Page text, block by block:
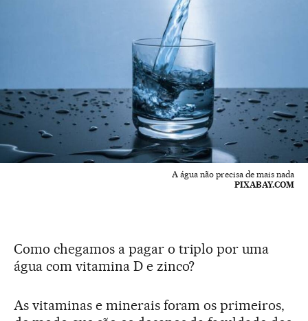
A água não precisa de mais nada
PIXABAY.COM
Como chegamos a pagar o triplo por uma
água com vitamina D e zinco?
As vitaminas e minerais foram os primeiros,